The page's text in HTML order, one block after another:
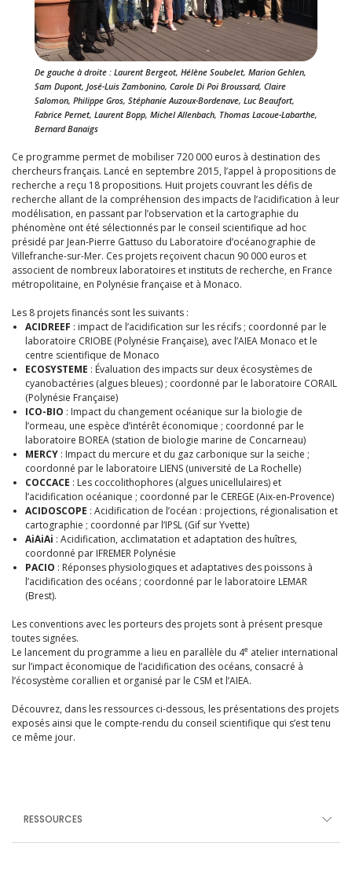
De gauche à droite : Laurent Bergeot, Hélène Soubelet, Marion Gehlen,
Sam Dupont, José-Luis Zambonino, Carole Di Poi Broussard, Claire
Salomon, Philippe Gros, Stéphanie Auzoux-Bordenave, Luc Beaufort,
Fabrice Pernet, Laurent Bopp, Michel Allenbach, Thomas Lacoue-Labarthe,
Bernard Banaigs
Ce programme permet de mobiliser 720 000 euros à destination des
chercheurs français. Lancé en septembre 2015, l’appel à propositions de
recherche a reçu 18 propositions. Huit projets couvrant les défis de
recherche allant de la compréhension des impacts de l’acidification à leur
modélisation, en passant par l’observation et la cartographie du
phénomène ont été sélectionnés par le conseil scientifique ad hoc
présidé par Jean-Pierre Gattuso du Laboratoire d’océanographie de
Villefranche-sur-Mer. Ces projets reçoivent chacun 90 000 euros et
associent de nombreux laboratoires et instituts de recherche, en France
métropolitaine, en Polynésie française et à Monaco.
Les 8 projets financés sont les suivants :
ACIDREEF : impact de l’acidification sur les récifs ; coordonné par le
laboratoire CRIOBE (Polynésie Française), avec l’AIEA Monaco et le
centre scientifique de Monaco
ECOSYSTEME : Évaluation des impacts sur deux écosystèmes de
cyanobactéries (algues bleues) ; coordonné par le laboratoire CORAIL
(Polynésie Française)
ICO-BIO : Impact du changement océanique sur la biologie de
l’ormeau, une espèce d’intérêt économique ; coordonné par le
laboratoire BOREA (station de biologie marine de Concarneau)
MERCY : Impact du mercure et du gaz carbonique sur la seiche ;
coordonné par le laboratoire LIENS (université de La Rochelle)
COCCACE : Les coccolithophores (algues unicellulaires) et
l’acidification océanique ; coordonné par le CEREGE (Aix-en-Provence)
ACIDOSCOPE : Acidification de l’océan : projections, régionalisation et
cartographie ; coordonné par l’IPSL (Gif sur Yvette)
AiAiAi : Acidification, acclimatation et adaptation des huîtres,
coordonné par IFREMER Polynésie
PACIO : Réponses physiologiques et adaptatives des poissons à
l’acidification des océans ; coordonné par le laboratoire LEMAR
(Brest).
Les conventions avec les porteurs des projets sont à présent presque
toutes signées.
Le lancement du programme a lieu en parallèle du 4e atelier international
sur l’impact économique de l’acidification des océans, consacré à
l’écosystème corallien et organisé par le CSM et l’AIEA.
Découvrez, dans les ressources ci-dessous, les présentations des projets
exposés ainsi que le compte-rendu du conseil scientifique qui s’est tenu
ce même jour.
RESSOURCES